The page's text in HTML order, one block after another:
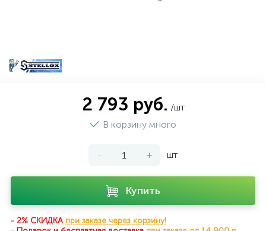
2 793 руб. /шт
В корзину много
- + шт
Купить
- 2% СКИДКА при заказе через корзину!